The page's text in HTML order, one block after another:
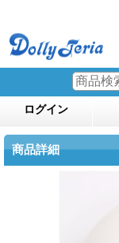
ログイン
商品詳細